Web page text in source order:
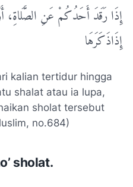
ﺇِﺫَﺍ ﺭَﻗَﺪَ ﺃَﺣَﺪُﻛُﻢْ ﻋَﻦِ ﺍﻟﺼَّﻠَﺎﺓِ،
ﺇِﺫَﺍﺫَﻛَﺮَﻫَﺎ
kalian tertidur hingga
shalat atau ia lupa,
sholat tersebut
no.684)
sholat.